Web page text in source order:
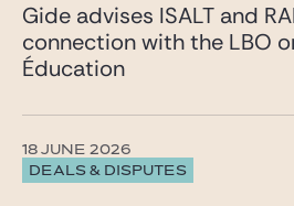
Gide advises ISALT and
connection with the LBO
Éducation
DEALS & DISPUTES
18 JUNE 2026